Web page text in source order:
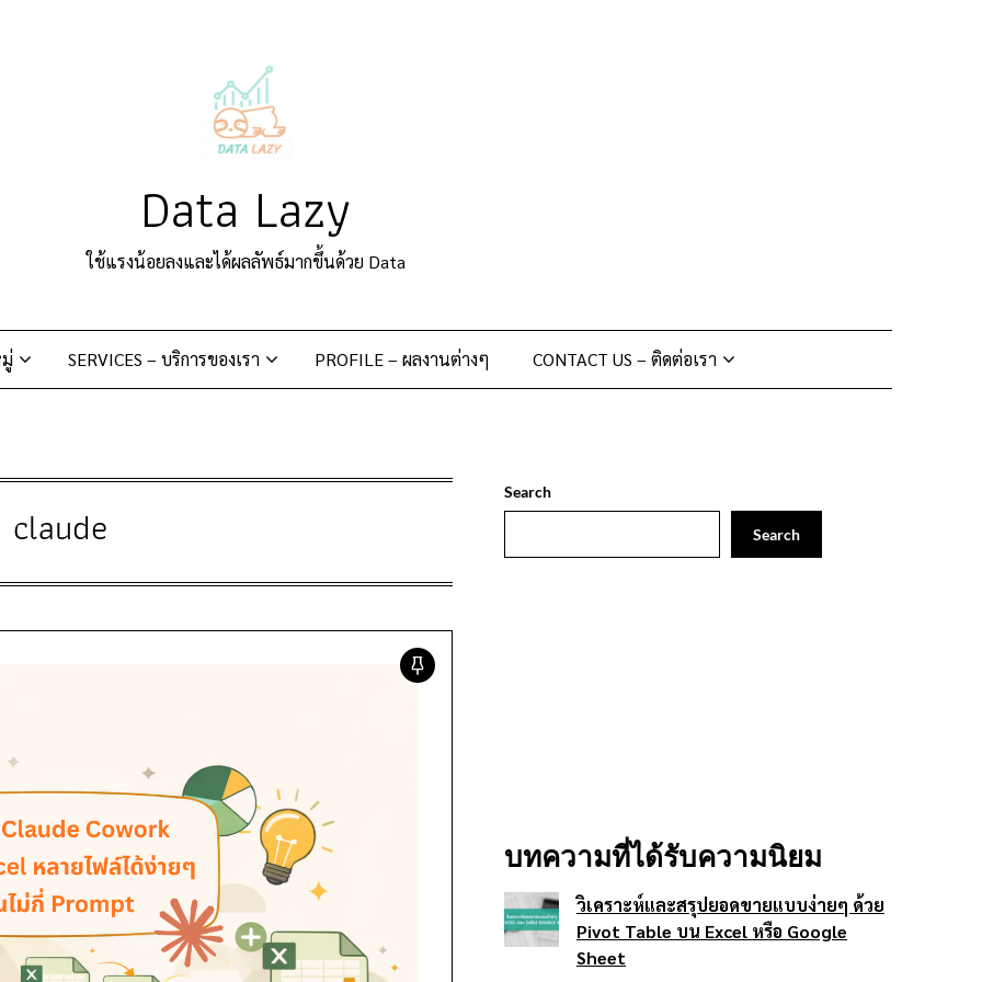
Data Lazy
ใช้แรงน้อยลงและได้ผลลัพธ์มากขึ้นด้วย Data
SERVICES – บริการของเรา PROFILE – ผลงานต่างๆ CONTACT US – ติดต่อเรา
claude
Search
Search
บทความที่ได้รับความนิยม
วิเคราะห์และสรุปยอดขายแบบง่ายๆ ด้วย
Pivot Table บน Excel หรือ Google
Sheet